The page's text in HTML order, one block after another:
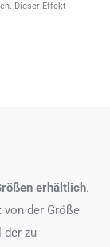
Dieser Effekt
erhältlich.
von der Größe
der zu